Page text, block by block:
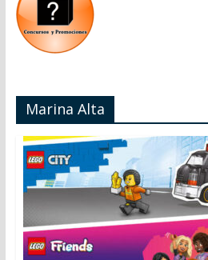
Marina Alta